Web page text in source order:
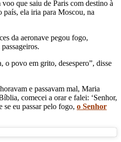
que saiu de Paris com destino à
país, ela iria para Moscou, na
da aeronave pegou fogo,
o povo em grito, desespero”, disse
e passavam mal, Maria
comecei a orar e falei: ‘Senhor,
se eu passar pelo fogo, o Senhor